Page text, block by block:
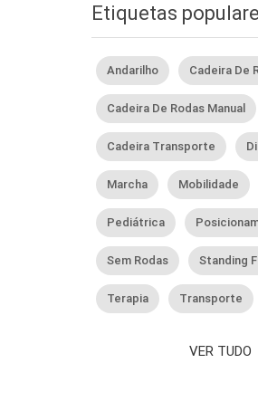
Etiquetas
Andarilho Cadeira De
Cadeira De Rodas Manual
Cadeira Transporte
Marcha Mobilidade
Pediátrica
Sem Rodas Standing
Terapia Transporte
VER TUDO